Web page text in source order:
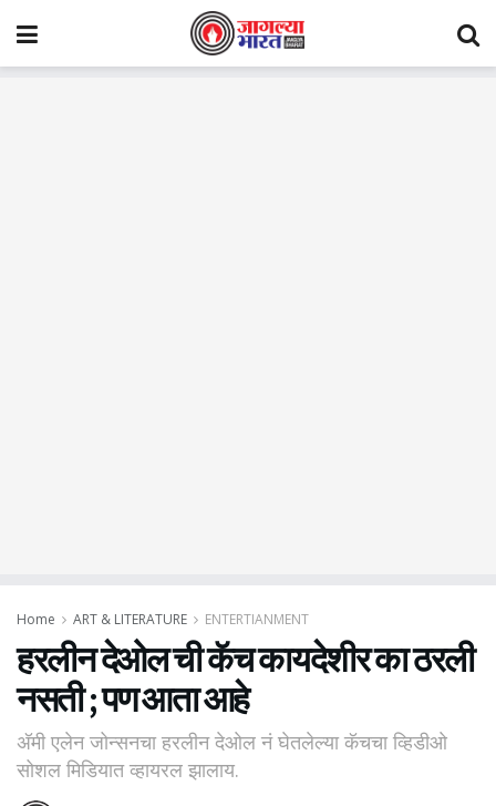
Home ART & LITERATURE ENTERTIANMENT
हरलीन देओल ची कॅच कायदेशीर का ठरली
नसती ; पण आता आहे
अ‍ॅमी एलेन जोन्सनचा हरलीन देओल नं घेतलेल्या कॅचचा व्हिडीओ
सोशल मिडियात व्हायरल झालाय.